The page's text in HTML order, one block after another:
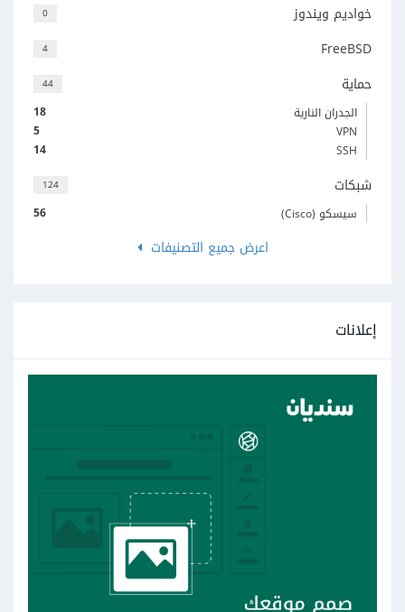
0 خواديم ويندوز
4 FreeBSD
44 حماية
18
الجدران النارية
5
VPN
14
SSH
124 شبكات
56 سيسكو (Cisco)
اعرض جميع التصنيفات
إعلانات